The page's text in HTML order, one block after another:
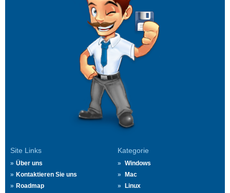
Site Links
Über uns
Kontaktieren Sie uns
Roadmap
Kategorie
Windows
Mac
Linux